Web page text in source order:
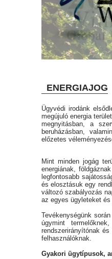
ENERGIAJOG
Ügyvédi irodánk
megújuló energia
megnyitásban, a
beruházásban,
előzetes
Mint minden jogág
energiának,
legfontosabb
és elosztásuk egy
változó szabályozás
az egyes ügyleteket
Tevékenységünk
úgymint
rendszerirányítónak
felhasználóknak.
Gyakori ügytípusok,